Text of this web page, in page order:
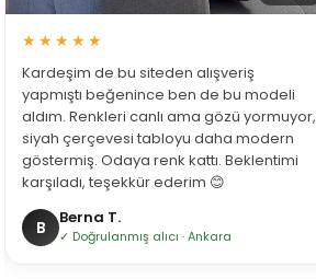
★★★★★
Kardeşim de bu siteden alışveriş
yapmıştı beğenince ben de bu modeli
aldım. Renkleri canlı ama gözü yormuyor,
siyah çerçevesi tabloyu daha modern
göstermiş. Odaya renk kattı. Beklentimi
karşıladı, teşekkür ederim 😊
B Berna T.
✓ Doğrulanmış alıcı · Ankara